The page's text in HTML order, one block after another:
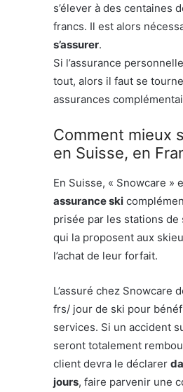
s’élever à des centaines
francs. Il est alors
s’assurer.
Si l’assurance
tout, alors il faut se
assurances
Comment mieux
en Suisse, en
En Suisse, « Snowcare »
assurance ski
prisée par les stations de
qui la proposent aux
l’achat de leur forfait.
L’assuré chez Snowcare
frs/ jour de ski pour
services. Si un accident
seront totalement
client devra le déclarer
jours, faire parvenir une